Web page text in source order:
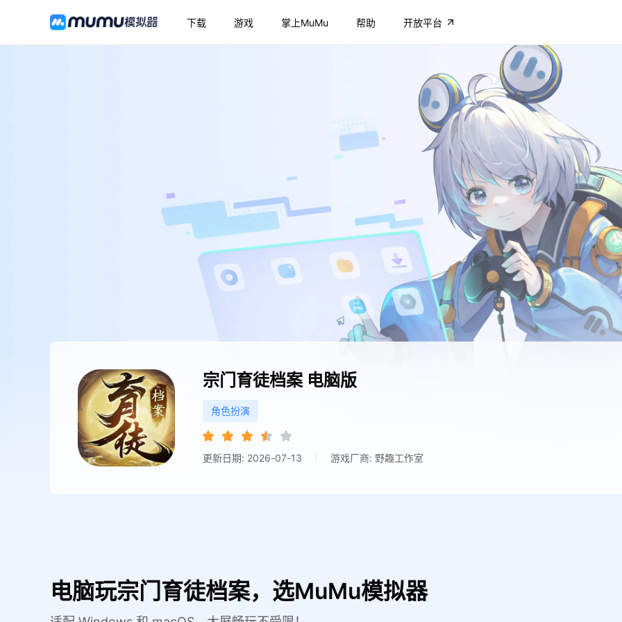
下载 游戏 掌上MuMu 帮助 开放平台
宗门育徒档案 电脑版
角色扮演
更新日期: 2026-07-13 游戏厂商: 野趣工作室
电脑玩宗门育徒档案，选MuMu模拟器